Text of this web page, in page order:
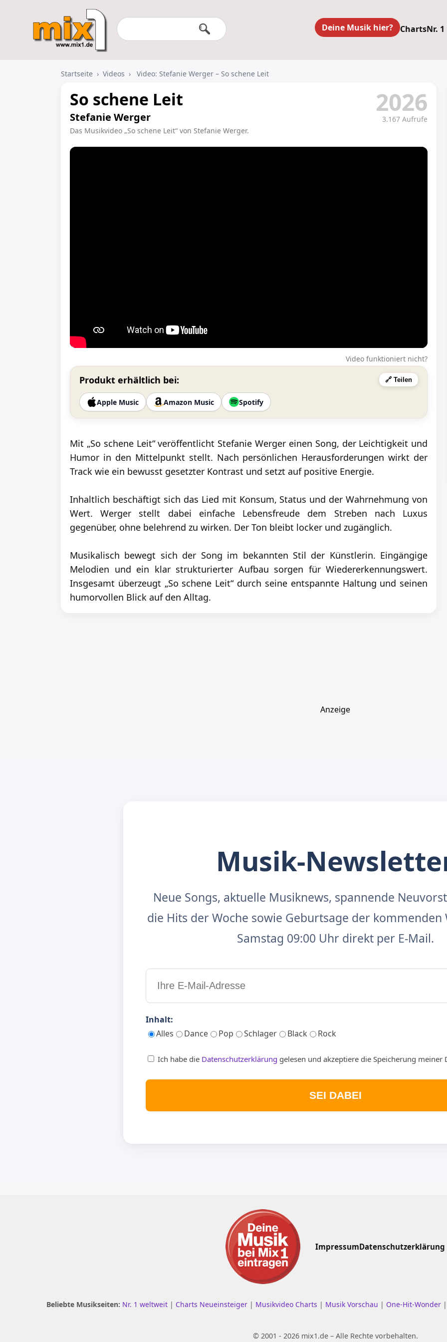
Deine Musik hier? ChartsNr.
Startseite › Videos › Video: Stefanie Werger – So schene Leit
So schene Leit
Stefanie Werger
Das Musikvideo „So schene Leit“ von Stefanie Werger.
2026
3.167 Aufrufe
Video funktioniert nicht?
Produkt erhältlich bei: 🔗 Teilen
Apple Music Amazon Music Spotify
Mit „So schene Leit“ veröffentlicht Stefanie Werger einen Song, der Leichtigkeit und
Humor in den Mittelpunkt stellt. Nach persönlichen Herausforderungen wirkt der
Track wie ein bewusst gesetzter Kontrast und setzt auf positive Energie.
Inhaltlich beschäftigt sich das Lied mit Konsum, Status und der Wahrnehmung von
Wert. Werger stellt dabei einfache Lebensfreude dem Streben nach Luxus
gegenüber, ohne belehrend zu wirken. Der Ton bleibt locker und zugänglich.
Musikalisch bewegt sich der Song im bekannten Stil der Künstlerin. Eingängige
Melodien und ein klar strukturierter Aufbau sorgen für Wiedererkennungswert.
Insgesamt überzeugt „So schene Leit“ durch seine entspannte Haltung und seinen
humorvollen Blick auf den Alltag.
Anzeige
Musik-
Neue Songs, aktuelle Musiknews, spannende
die Hits der Woche sowie Geburtsage der kommenden
Samstag 09:00 Uhr direkt per E-Mail.
Inhalt:
Alles
Dance Pop Schlager Black Rock
Ich habe die Datenschutzerklärung gelesen und akzeptiere die Speicherung meiner
SEI DABEI
ImpressumDatenschutzerklärung
Beliebte Musikseiten: Nr. 1 weltweit | Charts Neueinsteiger | Musikvideo Charts | Musik Vorschau | One-Hit-Wonder
© 2001 - 2026 mix1.de – Alle Rechte vorbehalten.